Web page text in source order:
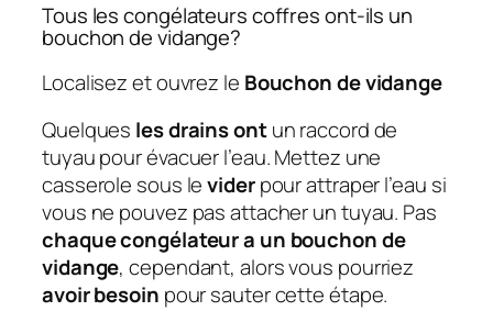
Tous les congélateurs coffres ont-ils un
bouchon de vidange?
Localisez et ouvrez le Bouchon de vidange
Quelques les drains ontun raccord de
tuyau pour évacuer l’eau. Mettez une
casserole sous leviderpour attraper l’eau si
vous ne pouvez pas attacher un tuyau. Pas
chaque congélateur a un bouchon de
vidange, cependant, alors vous pourriez
avoir besoin pour sauter cette étape.